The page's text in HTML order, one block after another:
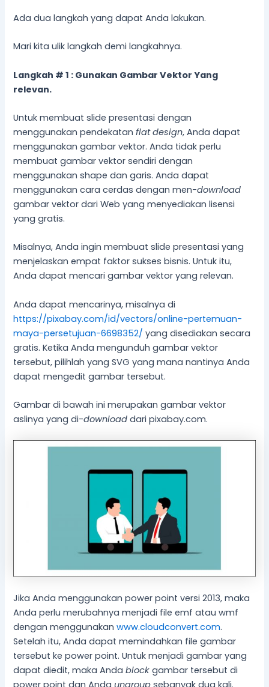
Ada dua langkah yang dapat Anda lakukan.
Mari kita ulik langkah demi langkahnya.
Langkah # 1 : Gunakan Gambar Vektor Yang
relevan.
Untuk membuat slide presentasi dengan
menggunakan pendekatanflat design, Anda dapat
menggunakan gambar vektor. Anda tidak perlu
membuat gambar vektor sendiri dengan
menggunakan shape dan garis. Anda dapat
menggunakan cara cerdas dengan men-download
gambar vektor dari Web yang menyediakan lisensi
yang gratis.
Misalnya, Anda ingin membuat slide presentasi yang
menjelaskan empat faktor sukses bisnis. Untuk itu,
Anda dapat mencari gambar vektor yang relevan.
Anda dapat mencarinya, misalnya di
https://pixabay.com/id/vectors/online-pertemuan-
maya-persetujuan-6698352/ yang disediakan secara
gratis. Ketika Anda mengunduh gambar vektor
tersebut, pilihlah yang SVG yang mana nantinya Anda
dapat mengedit gambar tersebut.
Gambar di bawah ini merupakan gambar vektor
aslinya yang di-download dari pixabay.com.
Jika Anda menggunakan power point versi 2013, maka
Anda perlu merubahnya menjadi file emf atau wmf
dengan menggunakanwww.cloudconvert.com.
Setelah itu, Anda dapat memindahkan file gambar
tersebut ke power point. Untuk menjadi gambar yang
dapat diedit, maka Andablock gambar tersebut di
power point dan Andaungroupsebanyak dua kali.